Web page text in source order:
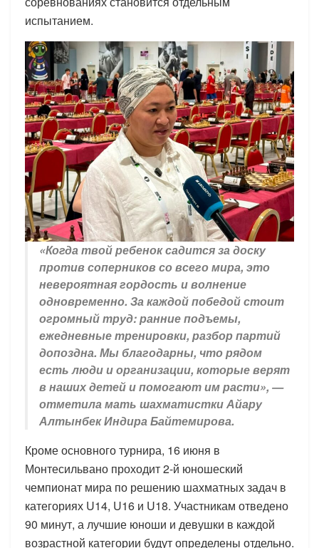
испытанием.
«Когда твой ребенок садится за доску
против соперников со всего мира, это
невероятная гордость и волнение
одновременно. За каждой победой стоит
огромный труд: ранние подъемы,
ежедневные тренировки, разбор партий
допоздна. Мы благодарны, что рядом
есть люди и организации, которые верят
в наших детей и помогают им расти», —
отметила мать шахматистки Айару
Алтынбек Индира Байтемирова.
Кроме основного турнира, 16 июня в
Монтесильвано проходит 2-й юношеский
чемпионат мира по решению шахматных задач в
категориях U14, U16 и U18. Участникам отведено
90 минут, а лучшие юноши и девушки в каждой
возрастной категории будут определены отдельно.